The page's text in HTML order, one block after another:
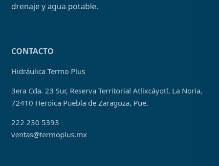
drenaje y agua potable.
CONTACTO
Hidráulica Termo Plus
3era Cda. 23 Sur, Reserva Territorial Atlixcáyotl, La Noria,
72410 Heroica Puebla de Zaragoza, Pue.
222 230 5393
ventas@termoplus.mx